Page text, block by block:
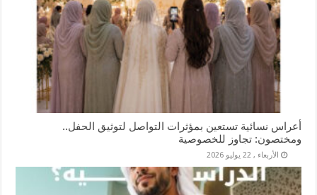
أعراس نسائية تستعين بمؤثرات التواصل لتوثيق الحفل..
ومختصون: تجاوز للخصوصية
الأربعاء , 22 يوليو 2026